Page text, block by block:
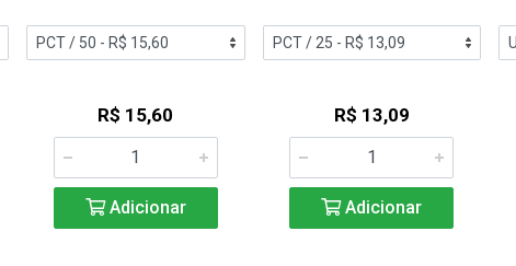
R$ 15,60
Adicionar
R$ 13,09
Adicionar